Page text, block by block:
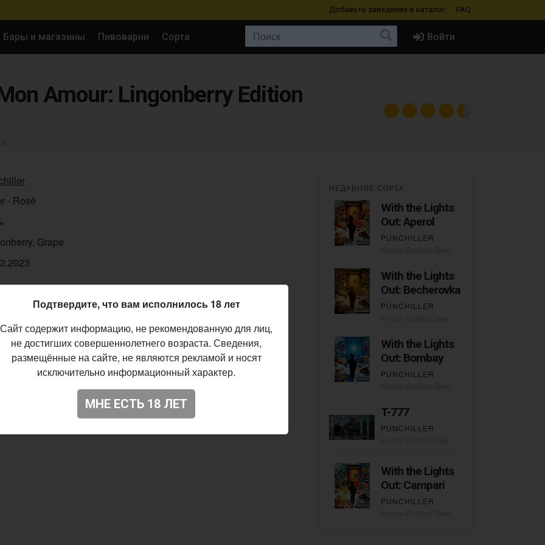
Добавьте заведение в каталог FAQ
Бары и магазины Пивоварни Сорта Войти
Amour: Lingonberry Edition
- Rosé
Grape
НЕДАВНИЕ СОРТА
With the Lights
Out: Aperol
PUNCHILLER
With the Lights
Out: Becherovka
PUNCHILLER
With the Lights
Out: Bombay
PUNCHILLER
T-777
PUNCHILLER
With the Lights
Out: Campari
PUNCHILLER
Подтвердите, что вам исполнилось 18 лет
Сайт содержит информацию, не рекомендованную для лиц,
не достигших совершеннолетнего возраста. Сведения,
размещённые на сайте, не являются рекламой и носят
исключительно информационный характер.
МНЕ ЕСТЬ 18 ЛЕТ